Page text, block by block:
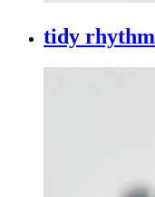
tidy rhythm